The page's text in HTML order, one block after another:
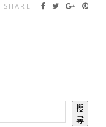
SHARE:
搜
尋